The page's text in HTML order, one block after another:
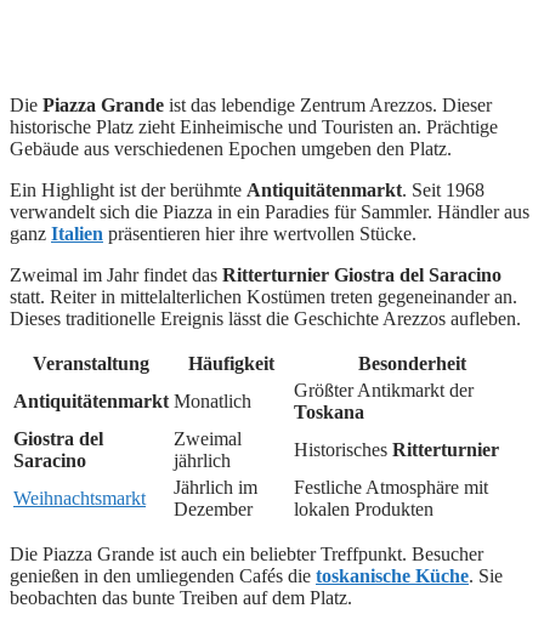
Die Piazza Grande ist das lebendige Zentrum Arezzos. Dieser
historische Platz zieht Einheimische und Touristen an. Prächtige
Gebäude aus verschiedenen Epochen umgeben den Platz.
Ein Highlight ist der berühmte Antiquitätenmarkt. Seit 1968
verwandelt sich die Piazza in ein Paradies für Sammler. Händler aus
ganz Italien präsentieren hier ihre wertvollen Stücke.
Zweimal im Jahr findet das Ritterturnier Giostra del Saracino
statt. Reiter in mittelalterlichen Kostümen treten gegeneinander an.
Dieses traditionelle Ereignis lässt die Geschichte Arezzos aufleben.
Veranstaltung Häufigkeit
Besonderheit
Antiquitätenmarkt Monatlich
Größter Antikmarkt der
Toskana
Giostra del
Saracino
Zweimal
jährlich
Historisches Ritterturnier
Weihnachtsmarkt
Jährlich im
Dezember
Festliche Atmosphäre mit
lokalen Produkten
Die Piazza Grande ist auch ein beliebter Treffpunkt. Besucher
genießen in den umliegenden Cafés die toskanische Küche. Sie
beobachten das bunte Treiben auf dem Platz.